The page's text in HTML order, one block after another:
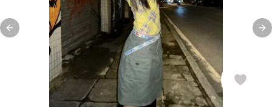
Previous slide